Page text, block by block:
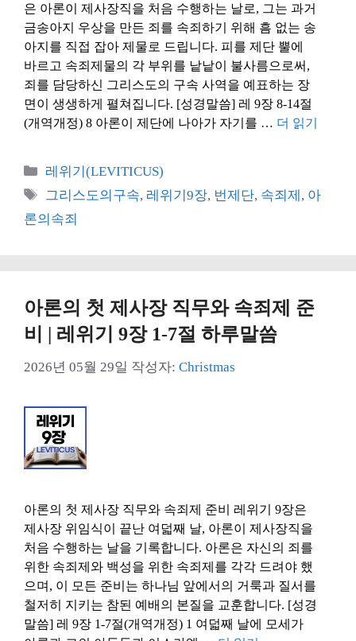
은 아론이 제사장직을 처음 수행하는 날로, 그는 과거
금송아지 우상을 만든 죄를 속죄하기 위해 흠 없는 송
아지를 직접 잡아 제물로 드립니다. 피를 제단 뿔에
바르고 속죄제물의 각 부위를 낱낱이 불사름으로써,
죄를 담당하신 그리스도의 구속 사역을 예표하는 장
면이 생생하게 펼쳐집니다. [성경말씀] 레 9장 8-14절
(개역개정) 8 아론이 제단에 나아가 자기를 … 더 읽기
카
테
리
레위기(LEVITICUS)
태
그
그리스도의구속, 레위기9장, 번제단, 속죄제 , 아
론의속죄
아론의 첫 제사장 직무와 속죄제 준
비 | 레위기 9장 1-7절 하루말씀
2026년 05월 29일 작성자: Christmas
아론의 첫 제사장 직무와 속죄제 준비 레위기 9장은
제사장 위임식이 끝난 여덟째 날, 아론이 제사장직을
처음 수행하는 날을 기록합니다. 아론은 자신의 죄를
위한 속죄제와 백성을 위한 속죄제를 각각 드려야 했
으며, 이 모든 준비는 하나님 앞에서의 거룩과 질서를
철저히 지키는 참된 예배의 본질을 교훈합니다. [성경
말씀] 레 9장 1-7절(개역개정) 1 여덟째 날에 모세가